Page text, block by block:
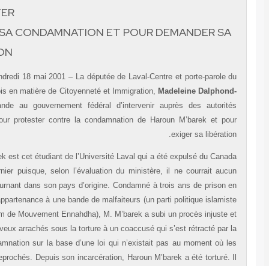
PROTESTER
CONTRE SA CONDAMNATION ET POUR
LIBÉRATION
Ottawa, le vendredi 18 mai 2001 – La députée de Laval-Centre et porte-
Bloc Québécois en matière de Citoyenneté et Immigration,Madeleine
Guiral , demande au gouvernement fédéral d’intervenir auprès des
tunisiennes pour protester contre la condamnation de Haroun
exiger sa
Haroun M’barek est cet étudiant de l’Université Laval qui a été expulsé du
en janvier dernier puisque, selon l’évaluation du ministère, il ne
risque en retournant dans son pays d’origine. Condamné à trois ans de
Tunisie pour appartenance à une bande de malfaiteurs (un parti politique
modéré du nom de Mouvement Ennahdha), M. M’barek a subi un procès
inéquitable : aveux arrachés sous la torture à un coaccusé qui s’est
suite et condamnation sur la base d’une loi qui n’existait pas au
faits ont été reprochés. Depuis son incarcération, Haroun M’barek a été